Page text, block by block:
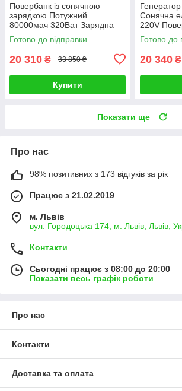
Повербанк із сонячною
зарядкою Потужний
80000мач 320Ват Зарядна
станція із сонячною панеллю
Готово до відправки
20 310 ₴ 33 850 ₴
Купити
Сонячна
220V
Готово до
20 340 ₴
Показати ще
Про нас
98% позитивних з 173 відгуків за рік
Працює з 21.02.2019
м. Львів
вул. Городоцька 174, м. Львів, Львів,
Контакти
Сьогодні працює з 08:00 до 20:00
Показати весь графік роботи
Про нас
Контакти
Доставка та оплата